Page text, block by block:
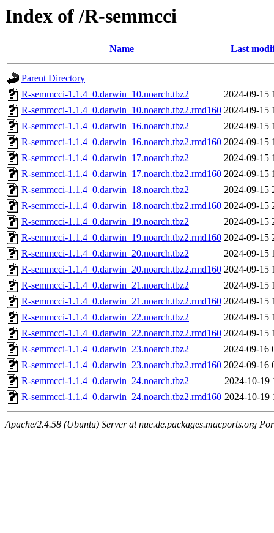
Index of /R-semmcci
Name Last
Parent Directory
R-semmcci-1.1.4_0.darwin_10.noarch.tbz2
2024-09-15
R-semmcci-1.1.4_0.darwin_10.noarch.tbz2.rmd160 2024-09-15
R-semmcci-1.1.4_0.darwin_16.noarch.tbz2
2024-09-15
R-semmcci-1.1.4_0.darwin_16.noarch.tbz2.rmd160 2024-09-15
R-semmcci-1.1.4_0.darwin_17.noarch.tbz2
2024-09-15
R-semmcci-1.1.4_0.darwin_17.noarch.tbz2.rmd160 2024-09-15
R-semmcci-1.1.4_0.darwin_18.noarch.tbz2
2024-09-15
R-semmcci-1.1.4_0.darwin_18.noarch.tbz2.rmd160 2024-09-15
R-semmcci-1.1.4_0.darwin_19.noarch.tbz2
2024-09-15
R-semmcci-1.1.4_0.darwin_19.noarch.tbz2.rmd160 2024-09-15
R-semmcci-1.1.4_0.darwin_20.noarch.tbz2
2024-09-15
R-semmcci-1.1.4_0.darwin_20.noarch.tbz2.rmd160 2024-09-15
R-semmcci-1.1.4_0.darwin_21.noarch.tbz2
2024-09-15
R-semmcci-1.1.4_0.darwin_21.noarch.tbz2.rmd160 2024-09-15
R-semmcci-1.1.4_0.darwin_22.noarch.tbz2
2024-09-15
R-semmcci-1.1.4_0.darwin_22.noarch.tbz2.rmd160 2024-09-15
R-semmcci-1.1.4_0.darwin_23.noarch.tbz2
2024-09-16
R-semmcci-1.1.4_0.darwin_23.noarch.tbz2.rmd160 2024-09-16
R-semmcci-1.1.4_0.darwin_24.noarch.tbz2
2024-10-19
R-semmcci-1.1.4_0.darwin_24.noarch.tbz2.rmd160 2024-10-19
Apache/2.4.58 (Ubuntu) Server at nue.de.packages.macports.org